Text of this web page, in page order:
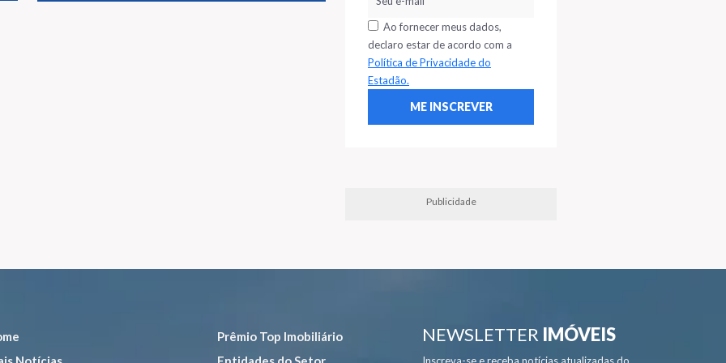
Ao fornecer meus dados,
declaro estar de acordo com a
Política de Privacidade do
Estadão.
Publicidade
Prêmio Top Imobiliário
NEWSLETTER IMÓVEIS